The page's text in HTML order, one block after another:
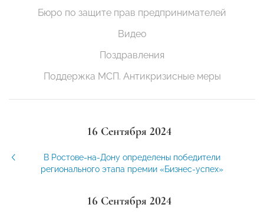
Бюро по защите прав предпринимателей
Видео
Поздравления
Поддержка МСП. Антикризисные меры
16 Сентября 2024
В Ростове-на-Дону определены победители
регионального этапа премии «Бизнес-успех»
16 Сентября 2024